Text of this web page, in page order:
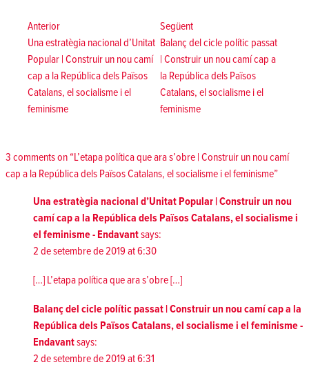
d'entradesAnteriorAnterior:
Una estratègia nacional d’Unitat
Popular | Construir un nou camí
cap a la República dels Països
Catalans, el socialisme i el
feminisme
SegüentSegüent:
Balanç del cicle polític passat
| Construir un nou camí cap a
la República dels Països
Catalans, el socialisme i el
feminisme
3 comments on “L’etapa política que ara s’obre | Construir un nou camí
cap a la República dels Països Catalans, el socialisme i el feminisme”
Una estratègia nacional d’Unitat Popular | Construir un nou
camí cap a la República dels Països Catalans, el socialisme i
el feminisme - Endavantsays:
2 de setembre de 2019 at 6:30
[…] L’etapa política que ara s’obre […]
Balanç del cicle polític passat | Construir un nou camí cap a la
República dels Països Catalans, el socialisme i el feminisme -
Endavantsays:
2 de setembre de 2019 at 6:31